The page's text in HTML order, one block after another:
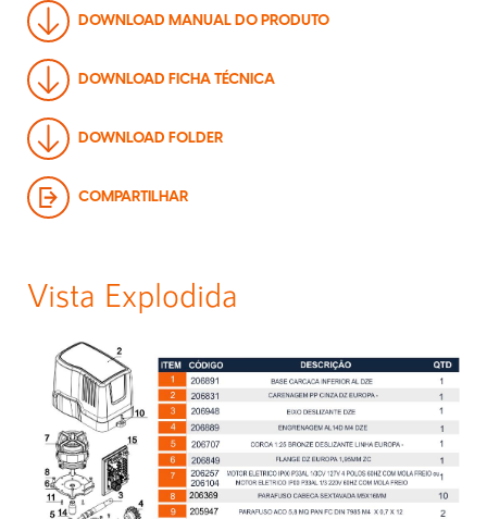
DOWNLOAD MANUAL DO PRODUTO
DOWNLOAD FICHA TÉCNICA
DOWNLOAD FOLDER
COMPARTILHAR
Vista Explodida